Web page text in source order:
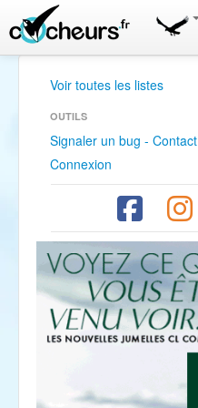
Voir toutes les listes
OUTILS
Signaler un bug - Contact
Connexion